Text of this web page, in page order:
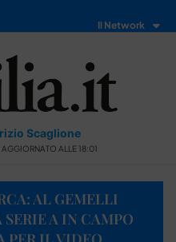
Il Network
Scaglione
ALLE 18:01
AL GEMELLI
A IN CAMPO